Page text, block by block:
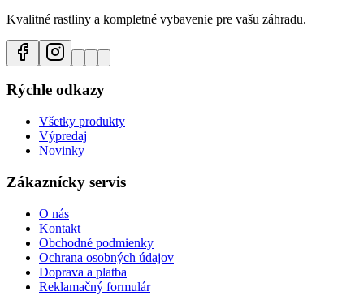
Kvalitné rastliny a kompletné vybavenie pre vašu záhradu.
Rýchle odkazy
Všetky produkty
Výpredaj
Novinky
Zákaznícky servis
O nás
Kontakt
Obchodné podmienky
Ochrana osobných údajov
Doprava a platba
Reklamačný formulár